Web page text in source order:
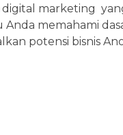
digital marketing
memahami
potensi bisnis